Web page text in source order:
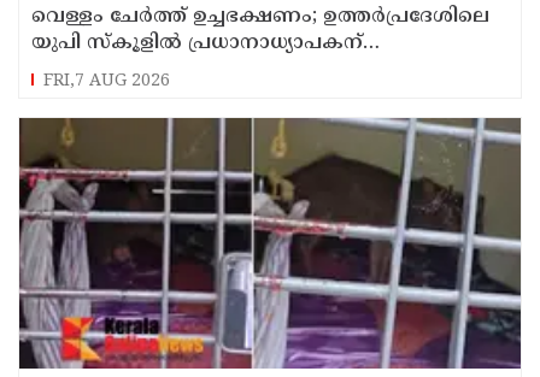
വെള്ളം ചേര്‍ത്ത് ഉച്ചഭക്ഷണം; ഉത്തര്‍പ്രദേശിലെ
യുപി സ്‌കൂളില്‍ പ്രധാനാധ്യാപകന്
സസ്‌പെന്‍ഷന്‍
FRI,7 AUG 2026